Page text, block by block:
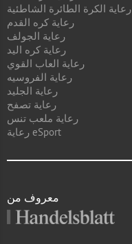
رعاية الكرة الطائرة الشاطئية
رعاية كره القدم
رعاية الجولف
رعاية كره اليد
رعاية العاب القوي
رعاية الفروسيه
رعاية الجليد
رعاية تصفح
رعاية ملعب تنس
رعاية eSport
معروف من